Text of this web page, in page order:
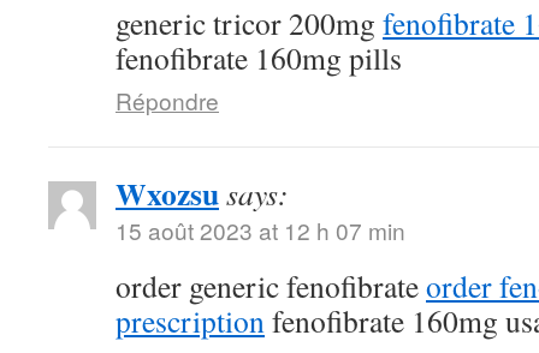
generic tricor 200mg fenofibrate
fenofibrate 160mg pills
Répondre
Wxozsusays:
15 août 2023 at 12 h 07 min
order generic fenofibrateorder
prescriptionfenofibrate 160mg